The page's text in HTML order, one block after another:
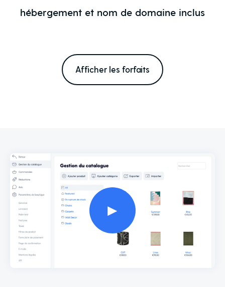
hébergement et nom de domaine inclus
Afficher les forfaits
►